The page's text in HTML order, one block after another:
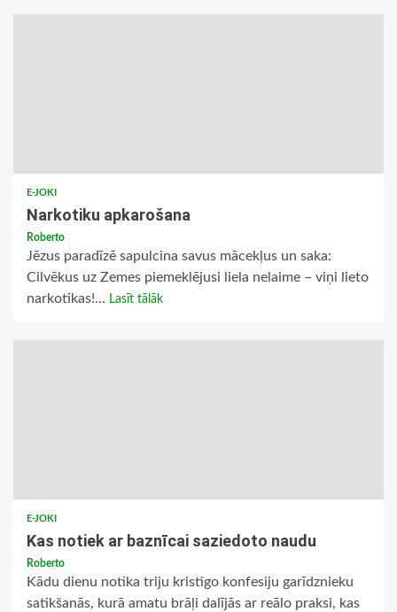
E-JOKI
Narkotiku apkarošana
Roberto
Jēzus paradīzē sapulcina savus mācekļus un saka:
Cilvēkus uz Zemes piemeklējusi liela nelaime – viņi lieto
narkotikas!... Lasīt tālāk
E-JOKI
Kas notiek ar baznīcai saziedoto naudu
Roberto
Kādu dienu notika triju kristīgo konfesiju garīdznieku
satikšanās, kurā amatu brāļi dalījās ar reālo praksi, kas